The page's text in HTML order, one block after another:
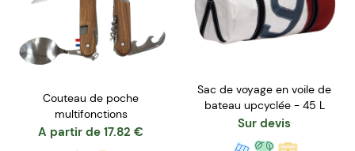
Couteau de poche
multifonctions
A partir de 17.82 €
Sac de voyage en voile de
bateau upcyclée - 45 L
Sur devis